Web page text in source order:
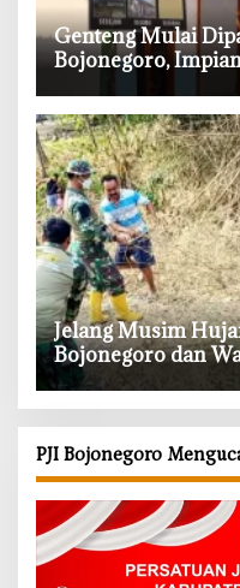
‎Genteng Mulai
Bojonegoro,
‎Jelang Musim
Bojonegoro dan
PJI Bojonegoro